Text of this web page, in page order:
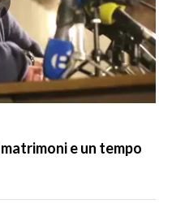
e un tempo